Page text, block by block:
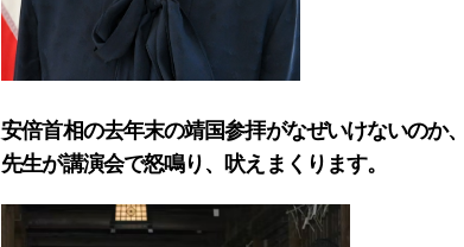
安倍首相の去年末の靖国参拝がなぜいけないのか
先生が講演会で怒鳴り、吠えまくります。